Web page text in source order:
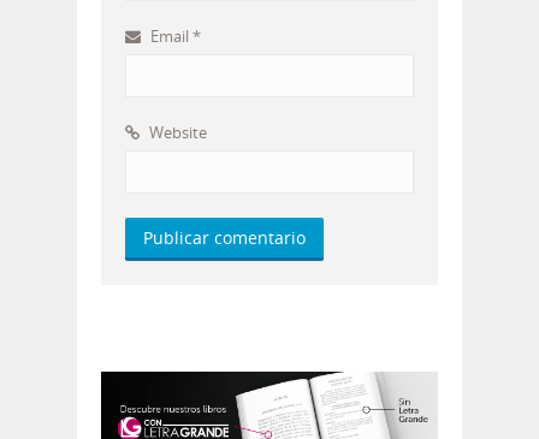
Email *
Website